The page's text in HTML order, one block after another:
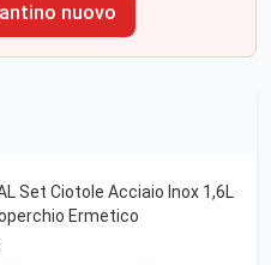
nuovo
Set Ciotole Acciaio Inox 1,6L
Ermetico